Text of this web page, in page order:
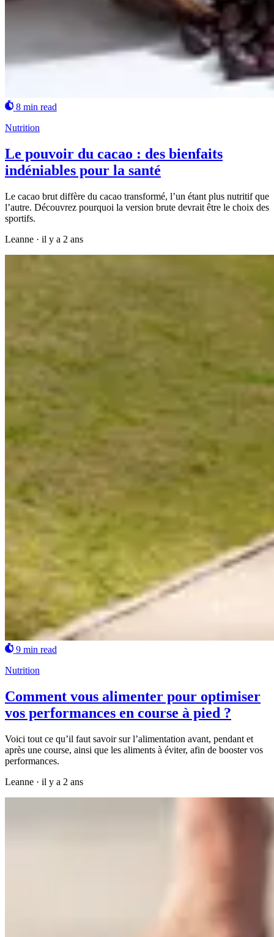
8 min read
Nutrition
Le pouvoir du cacao : des bienfaits
indéniables pour la santé
Le cacao brut diffère du cacao transformé, l’un étant plus nutritif que
l’autre. Découvrez pourquoi la version brute devrait être le choix des
sportifs.
Leanne · il y a 2 ans
9 min read
Nutrition
Comment vous alimenter pour optimiser
vos performances en course à pied ?
Voici tout ce qu’il faut savoir sur l’alimentation avant, pendant et
après une course, ainsi que les aliments à éviter, afin de booster vos
performances.
Leanne · il y a 2 ans